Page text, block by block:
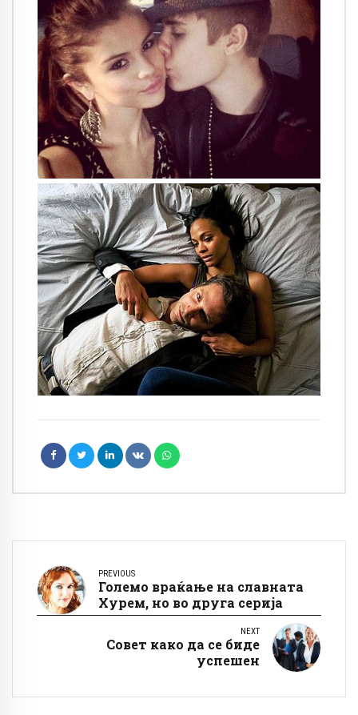
PREVIOUS
Големо враќање на славната
Хурем, но во друга серија
NEXT
Совет како да се биде
успешен